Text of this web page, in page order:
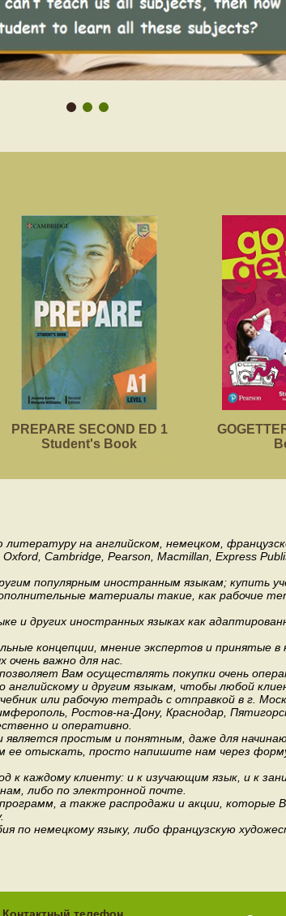
PREPARE SECOND ED 1
Student's Book
на английском, немецком,
Cambridge, Pearson, Macmillan, Express
популярным иностранным языкам; купить
материалы такие, как рабочие
и других иностранных языках как
концепции, мнение экспертов и
важно для нас.
Вам осуществлять покупки очень
и другим языкам, чтобы любой
или рабочую тетрадь с отправкой в г.
Ростов-на-Дону, Краснодар,
и оперативно.
простым и понятным, даже для
отыскать, просто напишите нам через
каждому клиенту: и к изучающим язык, и к
либо по электронной почте.
а также распродажи и акции, которые
по немецкому языку, либо французскую